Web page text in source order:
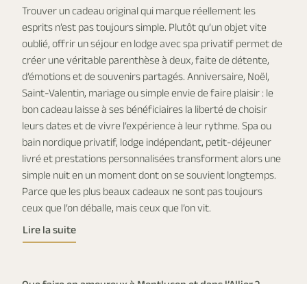
Trouver un cadeau original qui marque réellement les
esprits n’est pas toujours simple. Plutôt qu’un objet vite
oublié, offrir un séjour en lodge avec spa privatif permet de
créer une véritable parenthèse à deux, faite de détente,
d’émotions et de souvenirs partagés. Anniversaire, Noël,
Saint-Valentin, mariage ou simple envie de faire plaisir : le
bon cadeau laisse à ses bénéficiaires la liberté de choisir
leurs dates et de vivre l’expérience à leur rythme. Spa ou
bain nordique privatif, lodge indépendant, petit-déjeuner
livré et prestations personnalisées transforment alors une
simple nuit en un moment dont on se souvient longtemps.
Parce que les plus beaux cadeaux ne sont pas toujours
ceux que l’on déballe, mais ceux que l’on vit.
Lire la suite